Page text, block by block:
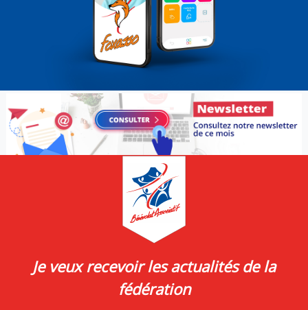
Je veux recevoir les actualités de la
fédération